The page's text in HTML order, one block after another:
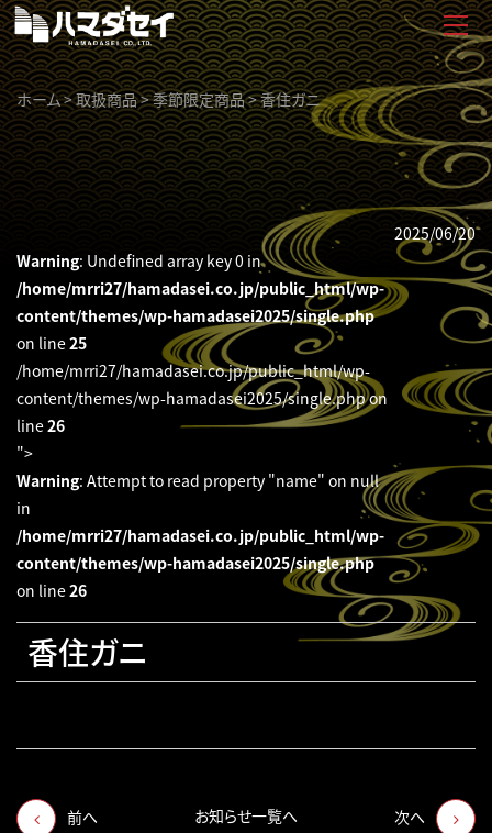
ホーム>取扱商品>季節限定商品>香住ガニ
Warning: Undefined array key 0 in
/home/mrri27/hamadasei.co.jp/public_html/wp-
content/themes/wp-hamadasei2025/single.php
on line25
/home/mrri27/hamadasei.co.jp/public_html/wp-
content/themes/wp-hamadasei2025/single.php on
line26
">
Warning: Attempt to read property "name" on null
in
/home/mrri27/hamadasei.co.jp/public_html/wp-
content/themes/wp-hamadasei2025/single.php
on line26
2025/06/20
香住ガニ
前へ 次へ
お知らせ一覧へ